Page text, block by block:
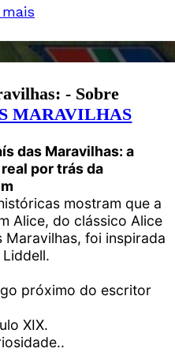
- Sobre
MARAVILHAS
das Maravilhas: a
por trás da
mostram que a
Alice, do clássico Alice
Maravilhas, foi inspirada
próximo do escritor
XIX.